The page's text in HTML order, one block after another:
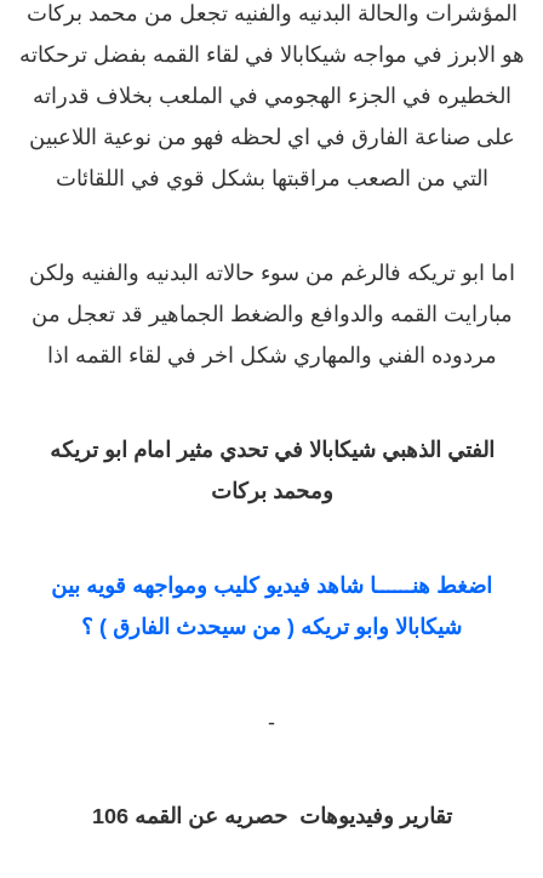
المؤشرات والحالة البدنيه والفنيه تجعل من محمد بركات
هو الابرز في مواجه شيكابالا في لقاء القمه بفضل ترحكاته
الخطيره في الجزء الهجومي في الملعب بخلاف قدراته
على صناعة الفارق في اي لحظه فهو من نوعية اللاعبين
التي من الصعب مراقبتها بشكل قوي في اللقائات
اما ابو تريكه فالرغم من سوء حالاته البدنيه والفنيه ولكن
مبارايت القمه والدوافع والضغط الجماهير قد تعجل من
مردوده الفني والمهاري شكل اخر في لقاء القمه اذا
الفتي الذهبي شيكابالا في تحدي مثير امام ابو تريكه
ومحمد بركات
اضغط هنــــــا شاهد فيديو كليب ومواجهه قويه بين
شيكابالا وابو تريكه ( من سيحدث الفارق ) ؟
-
تقارير وفيديوهات حصريه عن القمه 106